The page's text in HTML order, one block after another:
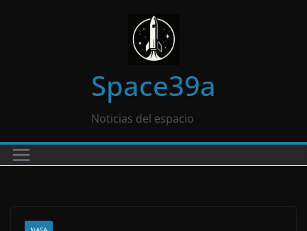
Space39a
Noticias del espacio